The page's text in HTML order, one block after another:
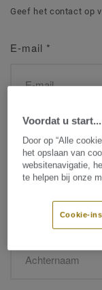
Geef het contact op
E-mail *
Naam *
Voordat u start...
Door op “Alle
het opslaan van
websitenavigatie,
te helpen bij onze
Cookie-